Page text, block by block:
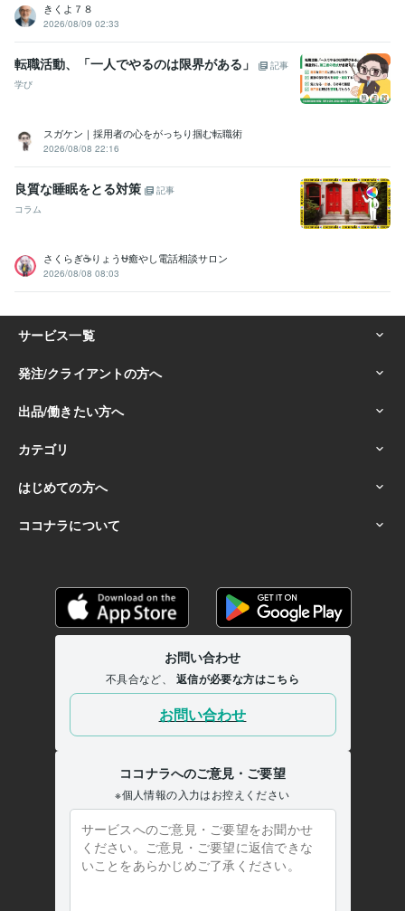
きくよ７８
2026/08/09 02:33
転職活動、「一人でやるのは限界がある」
記事
学び
スガケン｜採用者の心をがっちり掴む転職術
2026/08/08 22:16
良質な睡眠をとる対策
記事
コラム
さくらぎ☕りょう⛎癒やし電話相談サロン
2026/08/08 08:03